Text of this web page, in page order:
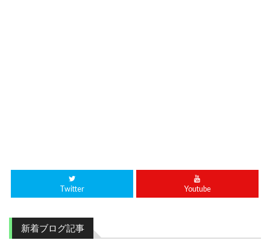
Twitter Youtube
新着ブログ記事